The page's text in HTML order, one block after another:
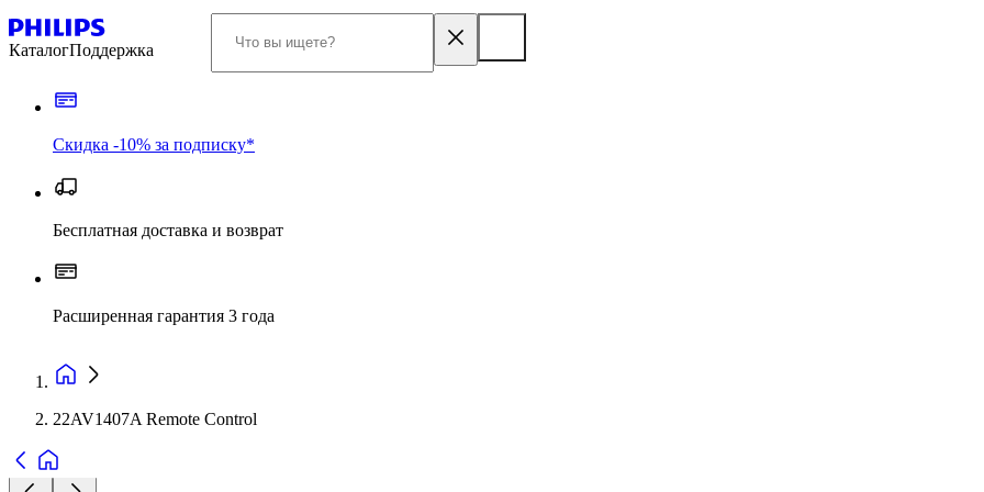
КаталогПоддержка
Скидка -10% за подписку*
Бесплатная доставка и возврат
Расширенная гарантия 3 года
22AV1407A Remote Control